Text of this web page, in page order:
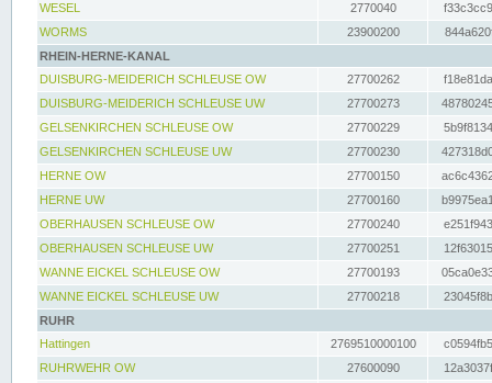
WESEL
2770040
WORMS
23900200
RHEIN-HERNE-KANAL
DUISBURG-MEIDERICH SCHLEUSE OW
27700262
DUISBURG-MEIDERICH SCHLEUSE UW
27700273
GELSENKIRCHEN SCHLEUSE OW
27700229
GELSENKIRCHEN SCHLEUSE UW
27700230
HERNE OW
27700150
HERNE UW
27700160
OBERHAUSEN SCHLEUSE OW
27700240
OBERHAUSEN SCHLEUSE UW
27700251
WANNE EICKEL SCHLEUSE OW
27700193
WANNE EICKEL SCHLEUSE UW
27700218
RUHR
Hattingen
2769510000100
RUHRWEHR OW
27600090